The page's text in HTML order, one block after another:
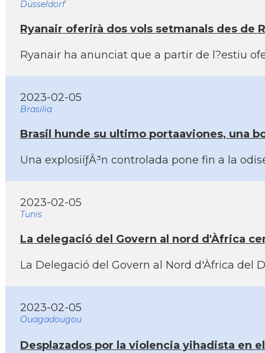
Düsseldorf
Ryanair oferirà dos vols setmanals des de
Ryanair ha anunciat que a partir de l?estiu
2023-02-05
Brasilia
Brasil hunde su ultimo portaaviones, una
Una explosiíƒÂ³n controlada pone fin a la
2023-02-05
Tunis
La delegació del Govern al nord d'Àfrica
La Delegació del Govern al Nord d'Àfrica
2023-02-05
Ouagadougou
Desplazados por la violencia yihadista en el